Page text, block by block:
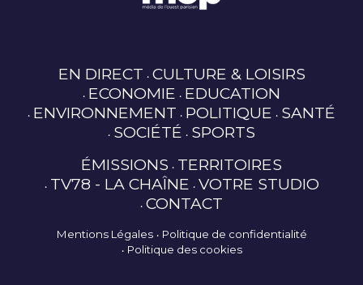
EN DIRECT CULTURE & LOISIRS
ECONOMIE EDUCATION
ENVIRONNEMENT POLITIQUE SANTÉ
SOCIÉTÉ SPORTS
ÉMISSIONS TERRITOIRES
TV78 - LA CHAÎNE VOTRE STUDIO
CONTACT
Mentions Légales
Politique de confidentialité
Politique des cookies